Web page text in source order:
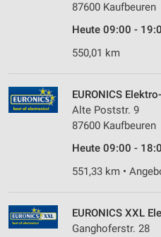
87600 Kaufbeuren
Heute 09:00 -
550,01 km
EURONICS
Alte Poststr. 9
87600 Kaufbeuren
Heute 09:00 -
551,33 km •
EURONICS XXL
Ganghoferstr. 28